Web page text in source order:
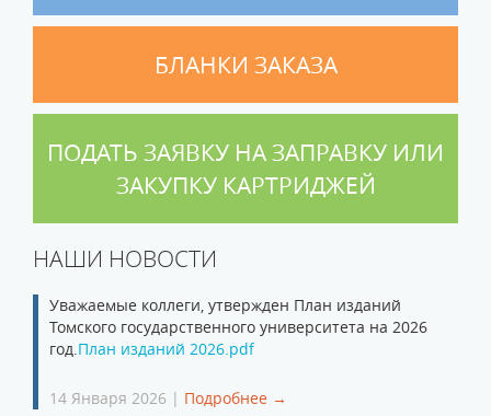
БЛАНКИ ЗАКАЗА
ПОДАТЬ ЗАЯВКУ НА ЗАПРАВКУ ИЛИ
ЗАКУПКУ КАРТРИДЖЕЙ
НАШИ НОВОСТИ
Уважаемые коллеги, утвержден План изданий
Томского государственного университета на 2026
год.План изданий 2026.pdf
14 Января 2026 | Подробнее →